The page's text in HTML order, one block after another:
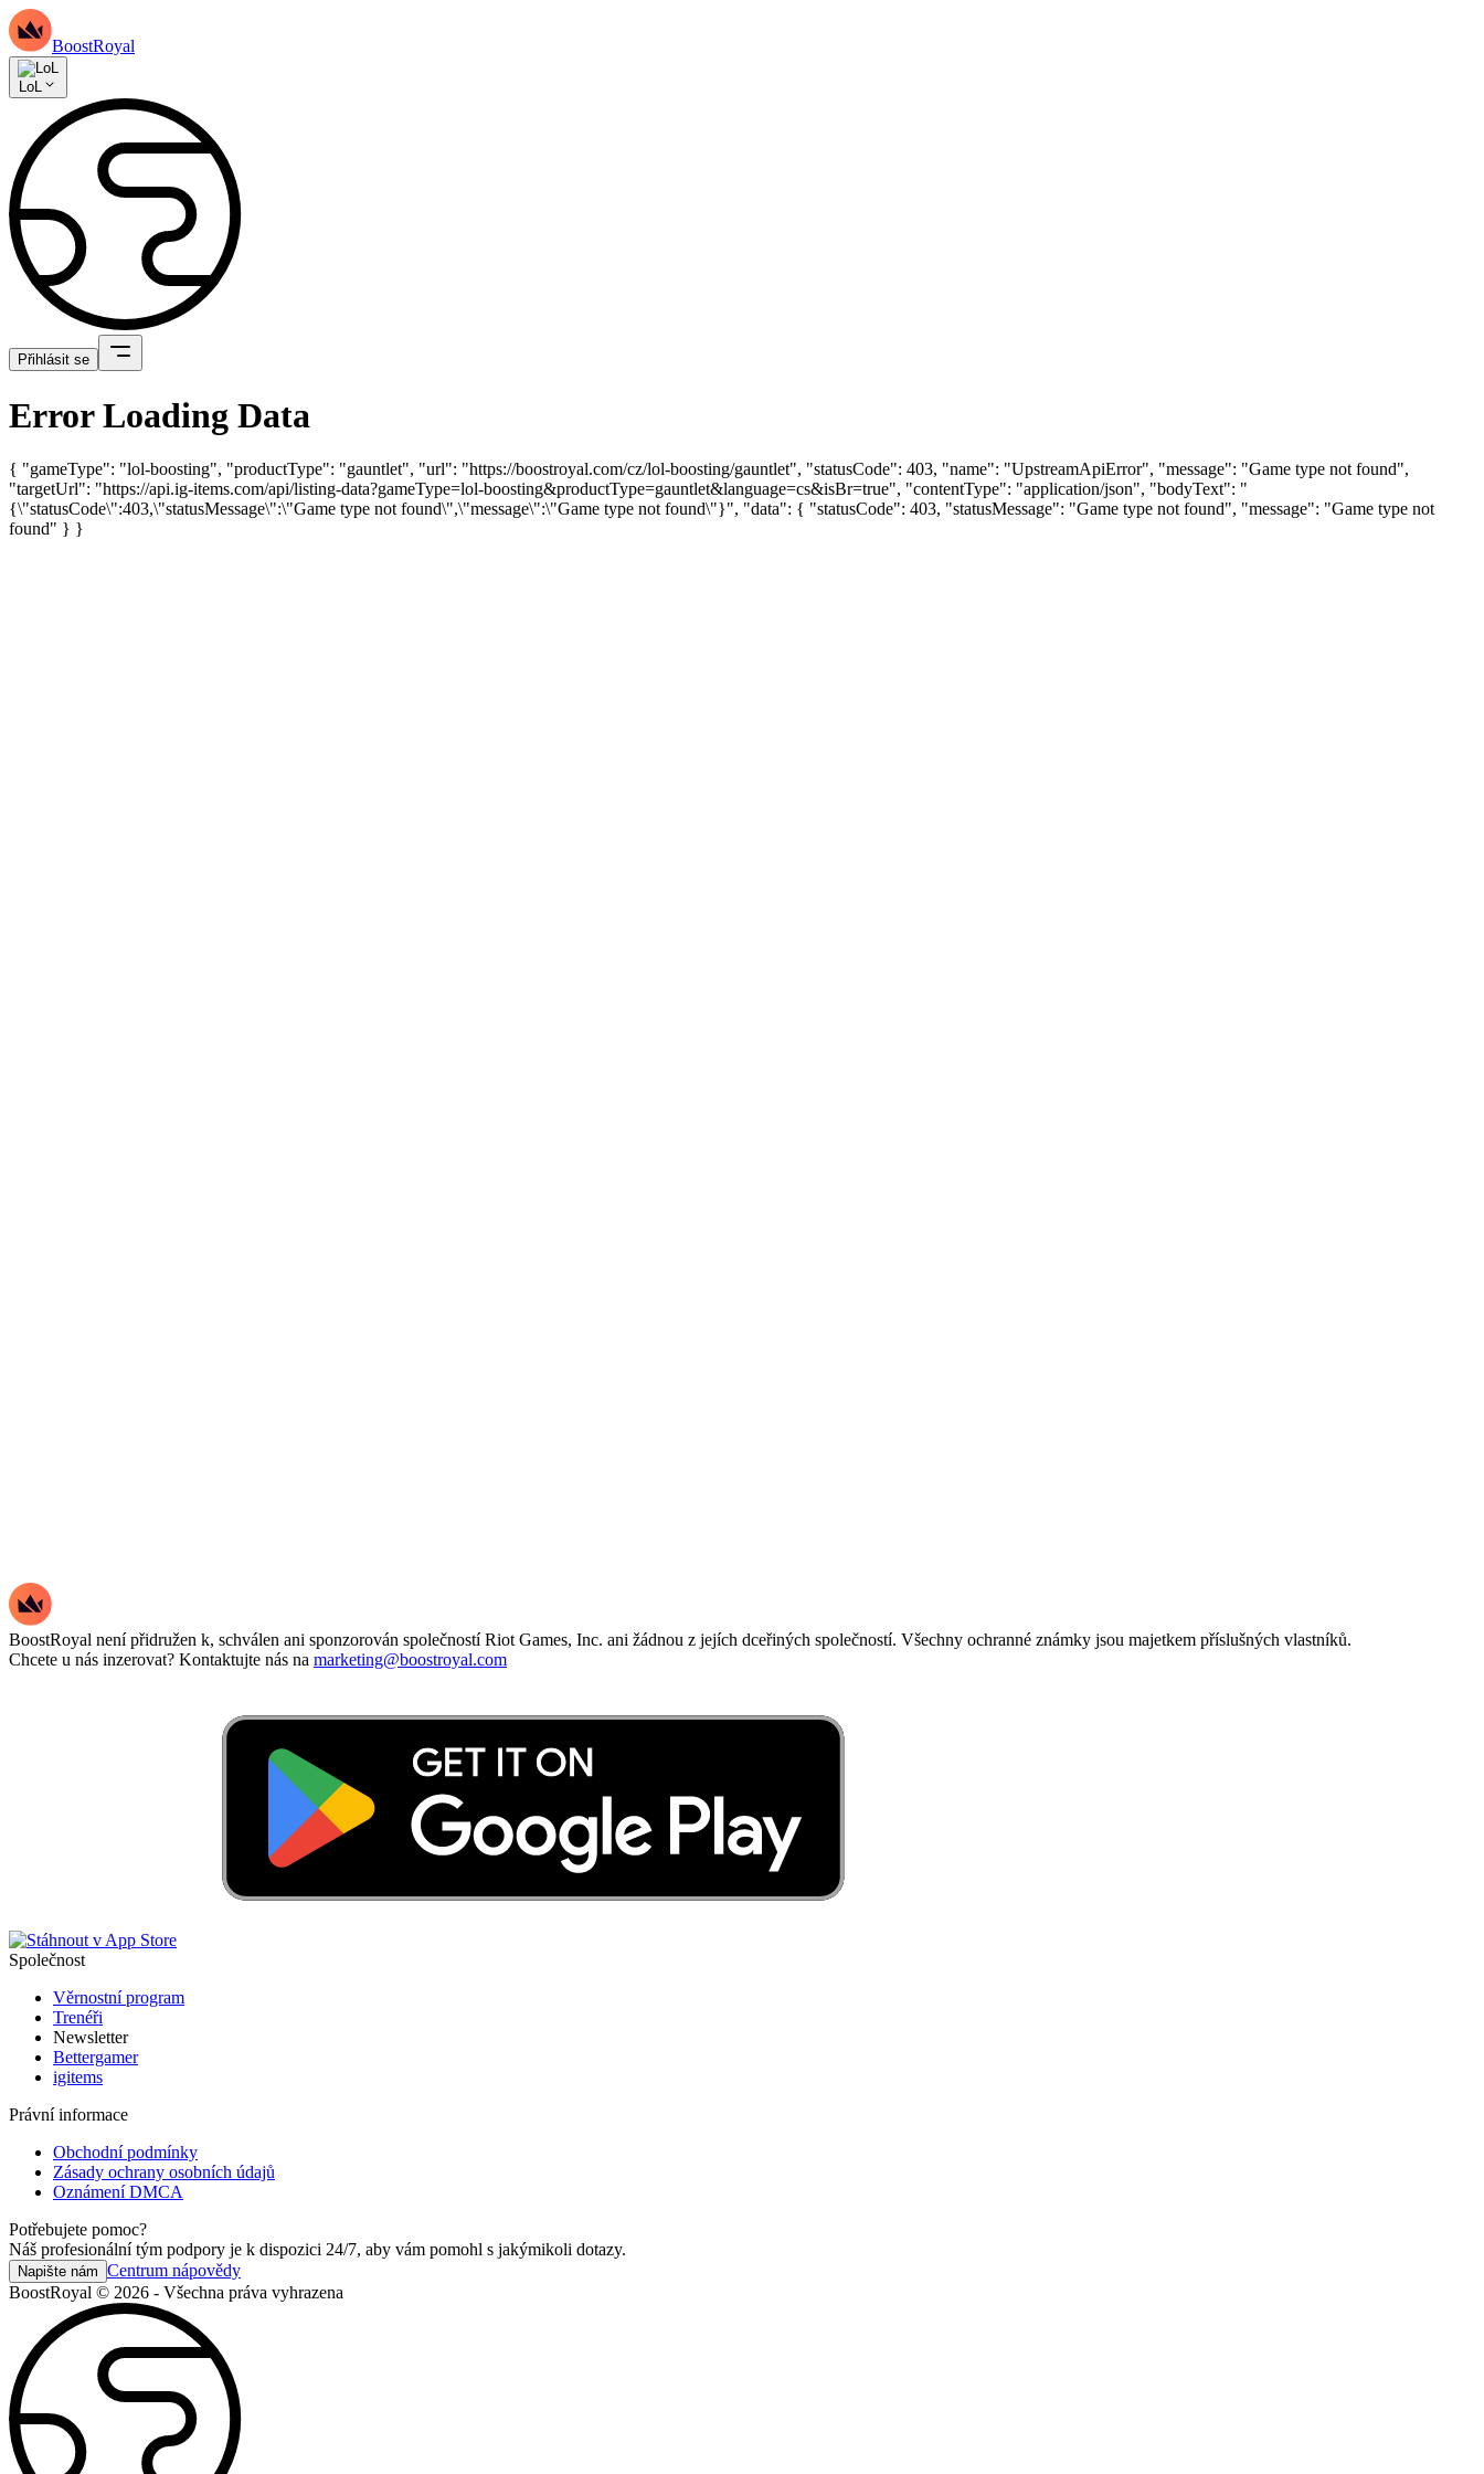
BoostRoyal
LoL
Přihlásit se
Error Loading Data
{ "gameType": "lol-boosting", "productType": "gauntlet", "url": "https://boostroyal.com/cz/lol-boosting/gauntlet", "statusCode": 403, "name": "UpstreamApiError", "message": "Game type not found",
"targetUrl": "https://api.ig-items.com/api/listing-data?gameType=lol-boosting&productType=gauntlet&language=cs&isBr=true", "contentType": "application/json", "bodyText": "
{\"statusCode\":403,\"statusMessage\":\"Game type not found\",\"message\":\"Game type not found\"}", "data": { "statusCode": 403, "statusMessage": "Game type not found", "message": "Game type not
found" } }
BoostRoyal není přidružen k, schválen ani sponzorován společností Riot Games, Inc. ani žádnou z jejích dceřiných společností. Všechny ochranné známky jsou majetkem příslušných vlastníků.
Chcete u nás inzerovat? Kontaktujte nás na marketing@boostroyal.com
Společnost
Věrnostní program
Trenéři
Newsletter
Bettergamer
igitems
Právní informace
Obchodní podmínky
Zásady ochrany osobních údajů
Oznámení DMCA
Potřebujete pomoc?
Náš profesionální tým podpory je k dispozici 24/7, aby vám pomohl s jakýmikoli dotazy.
Napište nám Centrum nápovědy
BoostRoyal © 2026 - Všechna práva vyhrazena